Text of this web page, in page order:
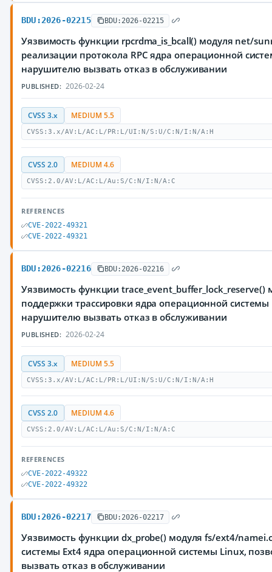
BDU:2026-02215 BDU:2026-02215
Уязвимость функции rpcrdma_is_bcall() модуля net/
реализации протокола RPC ядра операционной
нарушителю вызвать отказ в обслуживании
PUBLISHED: 2026-02-24
CVSS 3.x MEDIUM 5.5
CVSS:3.x/AV:L/AC:L/PR:L/UI:N/S:U/C:N/I:N/A:H
CVSS 2.0 MEDIUM 4.6
CVSS:2.0/AV:L/AC:L/Au:S/C:N/I:N/A:C
REFERENCES
CVE-2022-49321
CVE-2022-49321
BDU:2026-02216 BDU:2026-02216
Уязвимость функции
поддержки трассировки ядра операционной
нарушителю вызвать отказ в обслуживании
PUBLISHED: 2026-02-24
CVSS 3.x MEDIUM 5.5
CVSS:3.x/AV:L/AC:L/PR:L/UI:N/S:U/C:N/I:N/A:H
CVSS 2.0 MEDIUM 4.6
CVSS:2.0/AV:L/AC:L/Au:S/C:N/I:N/A:C
REFERENCES
CVE-2022-49322
CVE-2022-49322
BDU:2026-02217 BDU:2026-02217
Уязвимость функции dx_probe() модуля fs/ext4/
системы Ext4 ядра операционной системы Linux,
вызвать отказ в обслуживании